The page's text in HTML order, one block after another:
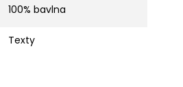
100% bavlna
Texty